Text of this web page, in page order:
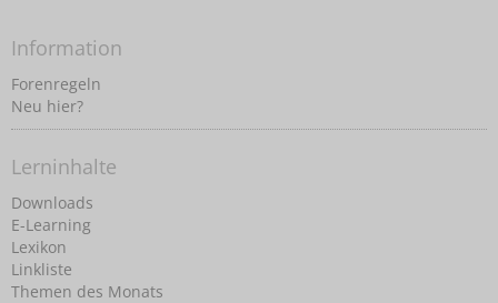
Information
Forenregeln
Neu hier?
Lerninhalte
Downloads
E-Learning
Lexikon
Linkliste
Themen des Monats